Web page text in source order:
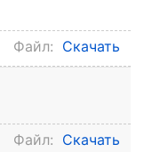
Файл: Скачать
Файл: Скачать